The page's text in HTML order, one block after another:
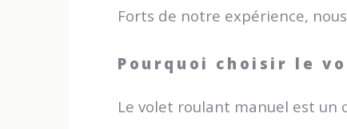
Forts de notre expérience,
Pourquoi choisir le
Le volet roulant manuel est un